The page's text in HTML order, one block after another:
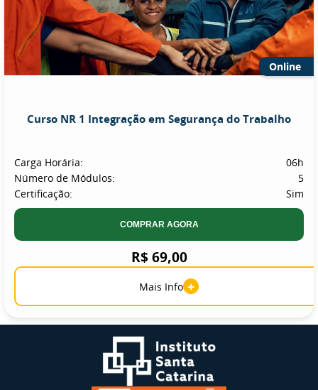
Online
Curso NR 1 Integração em Segurança do Trabalho
Carga Horária:
06h
Número de Módulos:
5
Certificação:
Sim
COMPRAR AGORA
R$ 69,00
Mais Info +